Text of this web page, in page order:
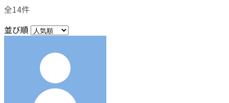
全14件
並び順